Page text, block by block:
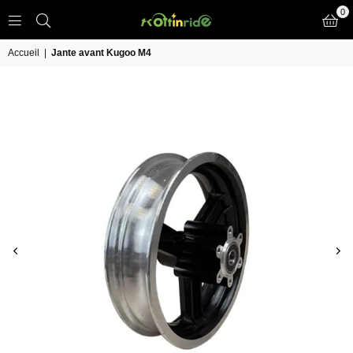
0
Accueil Jante avant Kugoo M4